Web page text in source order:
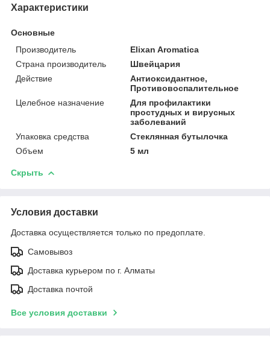
Характеристики
Основные
Производитель
Elixan Aromatica
Страна производитель
Швейцария
Действие
Антиоксидантное,
Противовоспалительное
Целебное назначение
Для профилактики
простудных и вирусных
заболеваний
Упаковка средства
Стеклянная бутылочка
Объем
5 мл
Скрыть
Условия доставки
Доставка осуществляется только по предоплате.
Самовывоз
Доставка курьером по г. Алматы
Доставка почтой
Все условия доставки